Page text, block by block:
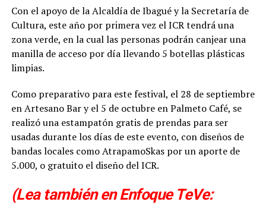
Con el apoyo de la Alcaldía de Ibagué y la Secretaría de
Cultura, este año por primera vez el ICR tendrá una
zona verde, en la cual las personas podrán canjear una
manilla de acceso por día llevando 5 botellas plásticas
limpias.
Como preparativo para este festival, el 28 de septiembre
en Artesano Bar y el 5 de octubre en Palmeto Café, se
realizó una estampatón gratis de prendas para ser
usadas durante los días de este evento, con diseños de
bandas locales como AtrapamoSkas por un aporte de
5.000, o gratuito el diseño del ICR.
(Lea también en Enfoque TeVe: